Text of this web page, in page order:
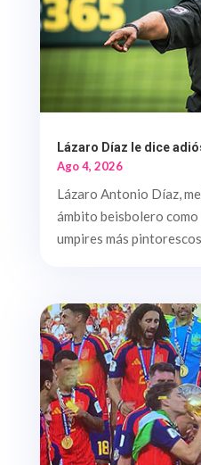
Lázaro Díaz le dice
Ago 4, 2026
Lázaro Antonio Díaz,
ámbito beisbolero como
umpires más